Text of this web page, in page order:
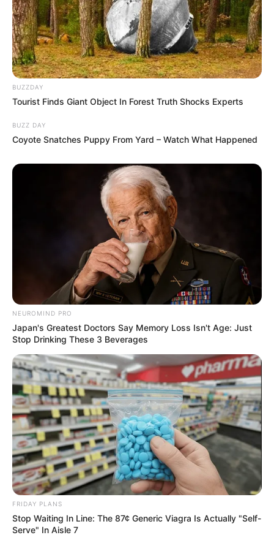
BUZZDAY
Tourist Finds Giant Object In Forest Truth Shocks Experts
BUZZ DAY
Coyote Snatches Puppy From Yard – Watch What Happened
NEUROMIND PRO
Japan's Greatest Doctors Say Memory Loss Isn't Age: Just
Stop Drinking These 3 Beverages
FRIDAY PLANS
Stop Waiting In Line: The 87¢ Generic Viagra Is Actually "Self-
Serve" In Aisle 7